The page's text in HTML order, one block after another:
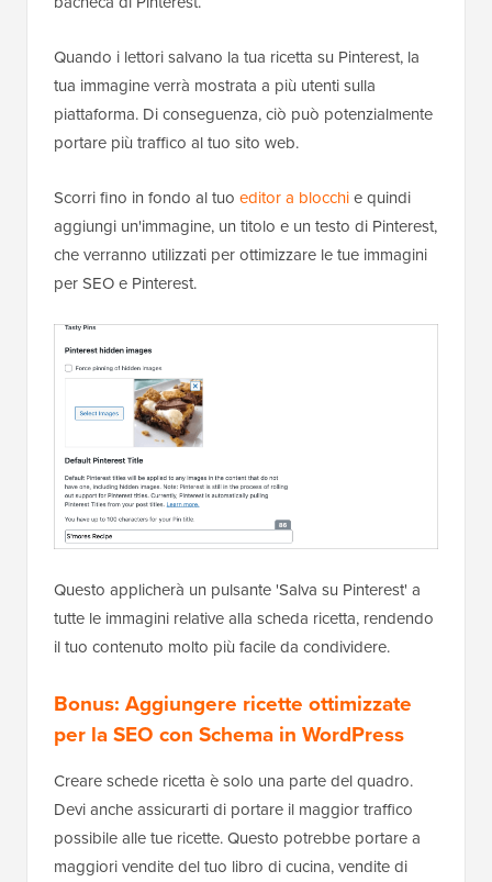
Quando i lettori salvano la tua ricetta su Pinterest, la
tua immagine verrà mostrata a più utenti sulla
piattaforma. Di conseguenza, ciò può potenzialmente
portare più traffico al tuo sito web.
Scorri fino in fondo al tuo editor a blocchie quindi
aggiungi un'immagine, un titolo e un testo di Pinterest,
che verranno utilizzati per ottimizzare le tue immagini
per SEO e Pinterest.
Questo applicherà un pulsante 'Salva su Pinterest' a
tutte le immagini relative alla scheda ricetta, rendendo
il tuo contenuto molto più facile da condividere.
Bonus: Aggiungere ricette ottimizzate
per la SEO con Schema in WordPress
Creare schede ricetta è solo una parte del quadro.
Devi anche assicurarti di portare il maggior traffico
possibile alle tue ricette. Questo potrebbe portare a
maggiori vendite del tuo libro di cucina, vendite di